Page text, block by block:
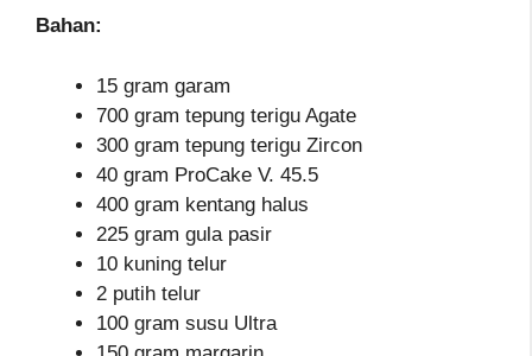
Bahan:
15 gram garam
700 gram tepung terigu Agate
300 gram tepung terigu Zircon
40 gram ProCake V. 45.5
400 gram kentang halus
225 gram gula pasir
10 kuning telur
2 putih telur
100 gram susu Ultra